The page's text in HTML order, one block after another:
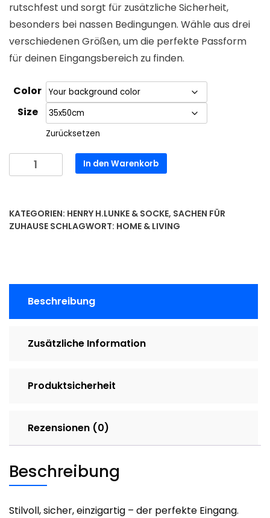
rutschfest und sorgt für zusätzliche Sicherheit,
besonders bei nassen Bedingungen. Wähle aus drei
verschiedenen Größen, um die perfekte Passform
für deinen Eingangsbereich zu finden.
Color
Size
Zurücksetzen
Fußmatte
mit
&
Socke
In den Warenkorb
KATEGORIEN: HENRY H.LUNKE & SOCKE, SACHEN FÜR
ZUHAUSE SCHLAGWORT: HOME & LIVING
Beschreibung
Zusätzliche Information
Produktsicherheit
Rezensionen (0)
Beschreibung
Stilvoll, sicher, einzigartig – der perfekte Eingang.